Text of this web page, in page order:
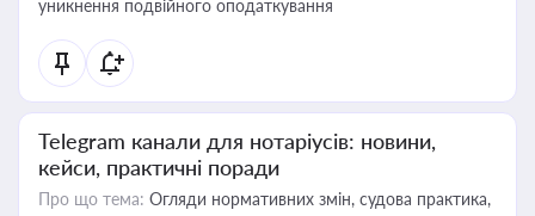
уникнення подвійного оподаткування
Telegram канали для нотаріусів: новини,
кейси, практичні поради
Про що тема: Огляди нормативних змін, судова практика,